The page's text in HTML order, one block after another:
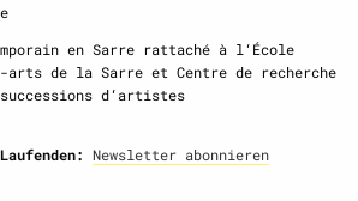
en Sarre rattaché à l‘École
arts de la Sarre et Centre de recherche
d‘artistes
Newsletter abonnieren